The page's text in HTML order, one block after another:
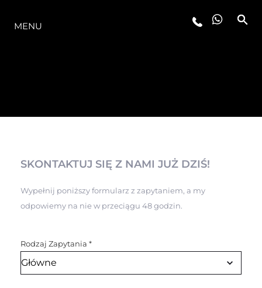
MENU
SKONTAKTUJ SIĘ Z NAMI JUŻ DZIŚ!
Wypełnij poniższy formularz z zapytaniem, a my
odpowiemy na nie w przeciągu 48 godzin.
Rodzaj Zapytania *